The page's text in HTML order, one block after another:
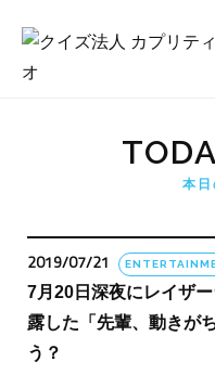
本
2019/07/21
7月20日深夜にレイザ
露した「先輩、動きが
う？